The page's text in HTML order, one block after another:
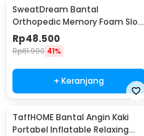
SweatDream Bantal
Orthopedic Memory Foam Slow
Rebound Bamboo - SD600
Rp48.500
Rp81.900 41%
+ Keranjang
TaffHOME Bantal Angin Kaki
Portabel Inflatable Relaxing